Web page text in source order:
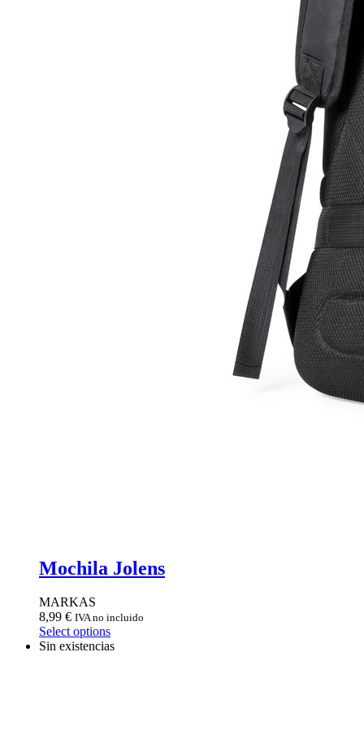
Mochila Jolens
MARKAS
8,99 € IVA no incluido
Select options
Sin existencias